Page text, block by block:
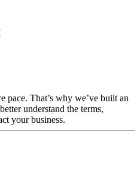
pace. That’s why we’ve built an
understand the terms,
your business.